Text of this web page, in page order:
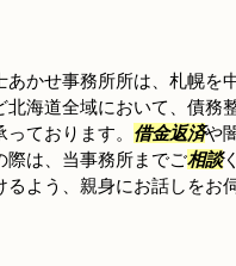
かせ事務所所は、札幌を
北海道全域において、債務
っております。 借金返済や
際は、当事務所までご相談
るよう、親身にお話しをお